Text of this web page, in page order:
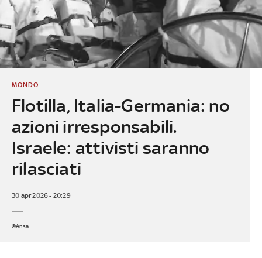
Flotilla, Italia-Germania: no
azioni irresponsabili.
Israele: attivisti saranno
rilasciati
MONDO
30 apr 2026 - 20:29
©Ansa